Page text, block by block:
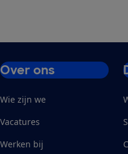
Over ons
Wie zijn we
Vacatures
Werken bij